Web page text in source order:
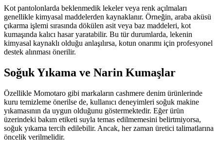
Kot pantolonlarda beklenmedik lekeler veya renk açılmaları
genellikle kimyasal maddelerden kaynaklanır. Örneğin, araba aküsü
çıkarma işlemi sırasında dökülen asit veya baz maddeleri, kot
kumaşında kalıcı hasar yaratabilir. Bu tür durumlarda, lekenin
kimyasal kaynaklı olduğu anlaşılırsa, kotun onarımı için profesyonel
destek alınması önerilir.
Soğuk Yıkama ve Narin Kumaşlar
Özellikle Momotaro gibi markaların cashmere denim ürünlerinde
kuru temizleme önerilse de, kullanıcı deneyimleri soğuk makine
yıkamasının da uygun olduğunu göstermektedir. Eğer ürün
üzerindeki bakım etiketi suyla temas edilmemesini belirtmiyorsa,
soğuk yıkama tercih edilebilir. Ancak, her zaman üretici talimatlarına
öncelik verilmelidir.